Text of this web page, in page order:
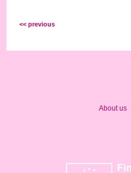
<< previous
About us